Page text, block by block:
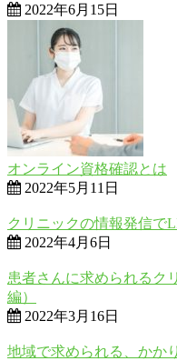
2022年6月15日
オンライン資格確認とは
2022年5月11日
クリニックの情報発信で
2022年4月6日
患者さんに求められるク
編）
2022年3月16日
地域で求められる、かか